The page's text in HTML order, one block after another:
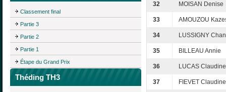
Classement final
Partie 3
Partie 2
Partie 1
Étape du Grand Prix
Théding TH3
32 MOISAN Denise
33 AMOUZOU
34 LUSSIGNY
35 BILLEAU Annie
36 LUCAS Claudine
37 FIEVET Claudine